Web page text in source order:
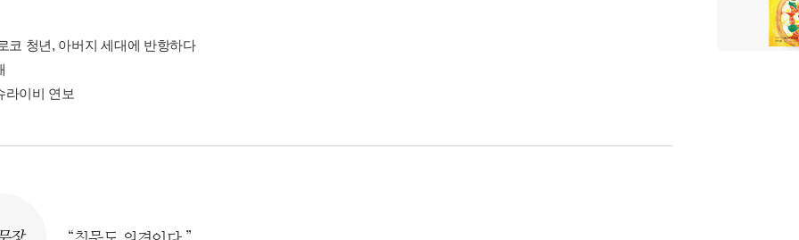
코 청년, 아버지 세대에 반항하다
라이비 연보